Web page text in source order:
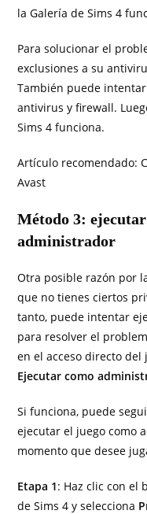
la Galería de Sims 4
Para solucionar el
exclusiones a su
También puede
antivirus y firewall.
Sims 4 funciona.
Artículo recomendado:
Avast
Método 3:
administrador
Otra posible razón por
que no tienes ciertos
tanto, puede intentar
para resolver el
en el acceso directo
Ejecutar como
Si funciona, puede
ejecutar el juego como
momento que desee
Etapa 1: Haz clic con el
de Sims 4 y selecciona